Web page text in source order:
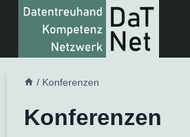
/ Konferenzen
Konferenzen